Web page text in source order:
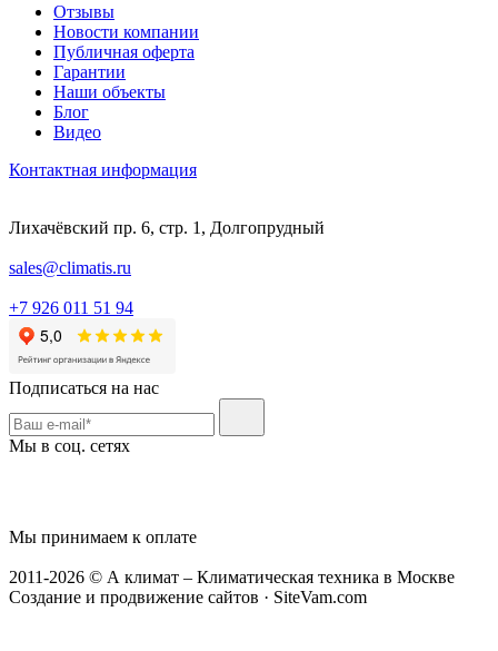
Отзывы
Новости компании
Публичная оферта
Гарантии
Наши объекты
Блог
Видео
Контактная информация
Лихачёвский пр. 6, стр. 1, Долгопрудный
sales@climatis.ru
+7 926 011 51 94
Подписаться на нас
Мы в соц. сетях
Мы принимаем к оплате
2011-2026 © А климат – Климатическая техника в Москве
Создание и продвижение сайтов · SiteVam.com